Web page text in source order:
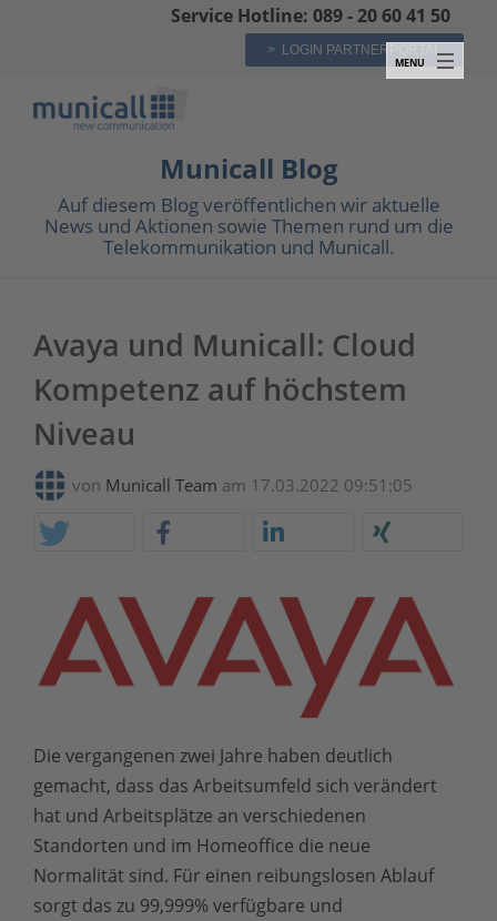
Service Hotline: 089 - 20 60 41 50
> LOGIN PARTNERPORTAL
Municall Blog
Auf diesem Blog veröffentlichen wir aktuelle
News und Aktionen sowie Themen rund um die
Telekommunikation und Municall.
Avaya und Municall: Cloud
Kompetenz auf höchstem
Niveau
von Municall Team am 17.03.2022 09:51:05
Die vergangenen zwei Jahre haben deutlich
gemacht, dass das Arbeitsumfeld sich verändert
hat und Arbeitsplätze an verschiedenen
Standorten und im Homeoffice die neue
Normalität sind. Für einen reibungslosen Ablauf
sorgt das zu 99,999% verfügbare und